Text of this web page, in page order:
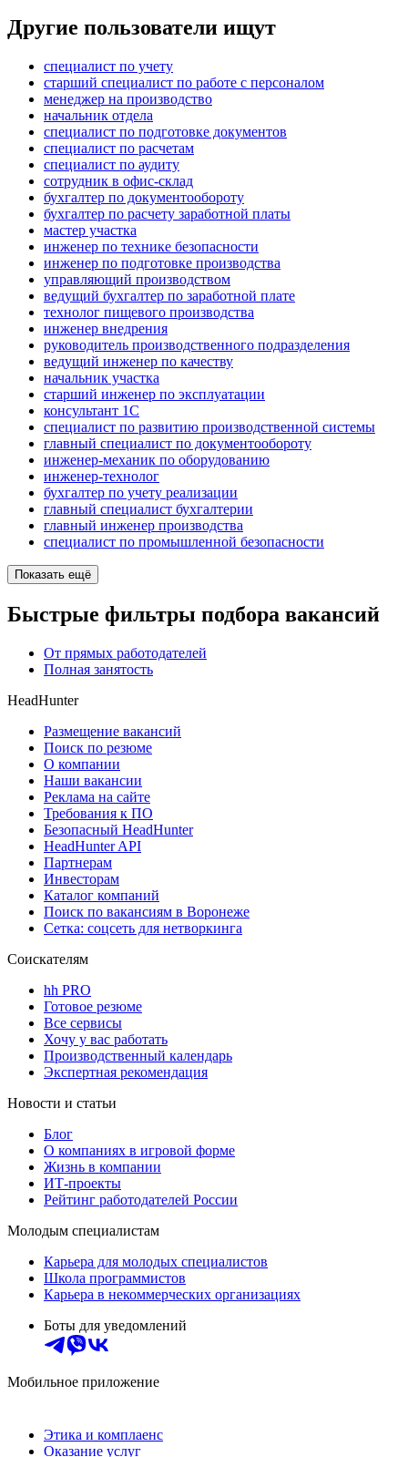
Другие пользователи ищут
специалист по учету
старший специалист по работе с персоналом
менеджер на производство
начальник отдела
специалист по подготовке документов
специалист по расчетам
специалист по аудиту
сотрудник в офис-склад
бухгалтер по документообороту
бухгалтер по расчету заработной платы
мастер участка
инженер по технике безопасности
инженер по подготовке производства
управляющий производством
ведущий бухгалтер по заработной плате
технолог пищевого производства
инженер внедрения
руководитель производственного подразделения
ведущий инженер по качеству
начальник участка
старший инженер по эксплуатации
консультант 1С
специалист по развитию производственной системы
главный специалист по документообороту
инженер-механик по оборудованию
инженер-технолог
бухгалтер по учету реализации
главный специалист бухгалтерии
главный инженер производства
специалист по промышленной безопасности
Показать ещё
Быстрые фильтры подбора вакансий
От прямых работодателей
Полная занятость
HeadHunter
Размещение вакансий
Поиск по резюме
О компании
Наши вакансии
Реклама на сайте
Требования к ПО
Безопасный HeadHunter
HeadHunter API
Партнерам
Инвесторам
Каталог компаний
Поиск по вакансиям в Воронеже
Сетка: соцсеть для нетворкинга
Соискателям
hh PRO
Готовое резюме
Все сервисы
Хочу у вас работать
Производственный календарь
Экспертная рекомендация
Новости и статьи
Блог
О компаниях в игровой форме
Жизнь в компании
ИТ-проекты
Рейтинг работодателей России
Молодым специалистам
Карьера для молодых специалистов
Школа программистов
Карьера в некоммерческих организациях
Боты для уведомлений
Мобильное приложение
Этика и комплаенс
Оказание услуг